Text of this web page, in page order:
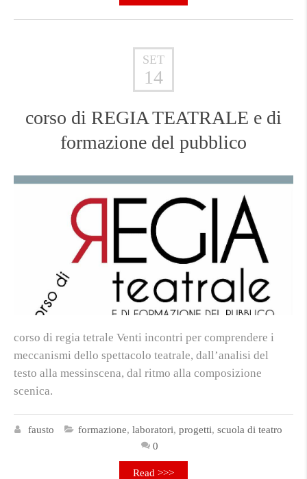
SET
14
corso di REGIA TEATRALE e di
formazione del pubblico
corso di regia tetrale Venti incontri per comprendere i
meccanismi dello spettacolo teatrale, dall’analisi del
testo alla messinscena, dal ritmo alla composizione
scenica.
fausto formazione, laboratori, progetti, scuola di teatro
0
Read >>>